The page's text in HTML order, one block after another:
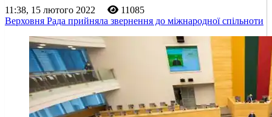
11:38, 15 лютого 2022
11085
Верховня Рада прийняла звернення до міжнародної спільноти